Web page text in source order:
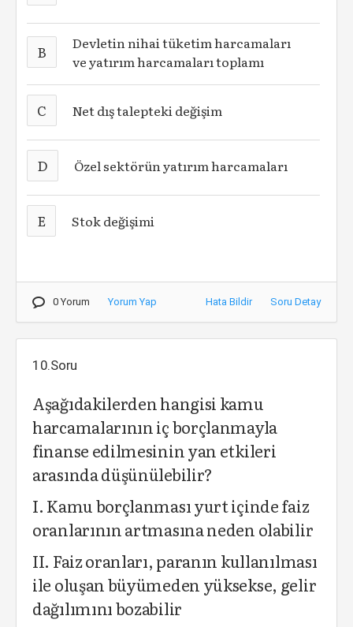
B
Devletin nihai tüketim harcamaları
ve yatırım harcamaları toplamı
C Net dış talepteki değişim
D Özel sektörün yatırım harcamaları
E Stok değişimi
0 Yorum Yorum Yap Hata Bildir Soru Detay
10.Soru
Aşağıdakilerden hangisi kamu
harcamalarının iç borçlanmayla
finanse edilmesinin yan etkileri
arasında düşünülebilir?
I. Kamu borçlanması yurt içinde faiz
oranlarının artmasına neden olabilir
II. Faiz oranları, paranın kullanılması
ile oluşan büyümeden yüksekse, gelir
dağılımını bozabilir